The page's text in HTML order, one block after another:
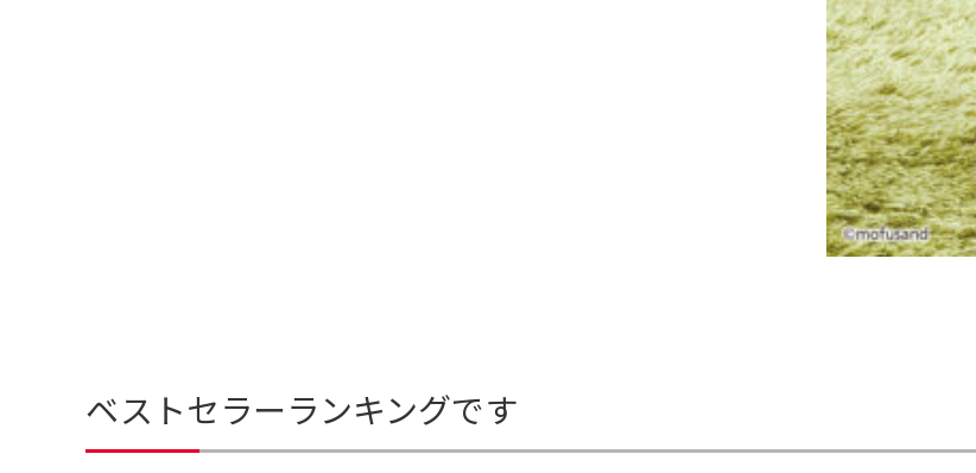
ベストセラーランキングです